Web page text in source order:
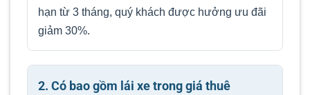
hạn từ 3 tháng, quý khách được hưởng ưu đãi
giảm 30%.
2. Có bao gồm lái xe trong giá thuê